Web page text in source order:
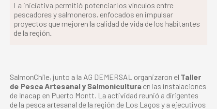
La iniciativa permitió potenciar los vínculos entre
pescadores y salmoneros, enfocados en impulsar
proyectos que mejoren la calidad de vida de los habitantes
de la región.
SalmonChile, junto a la AG DEMERSAL organizaron el Taller
de Pesca Artesanal y Salmonicultura en las instalaciones
de Inacap en Puerto Montt. La actividad reunió a dirigentes
de la pesca artesanal de la región de Los Lagos y a ejecutivos